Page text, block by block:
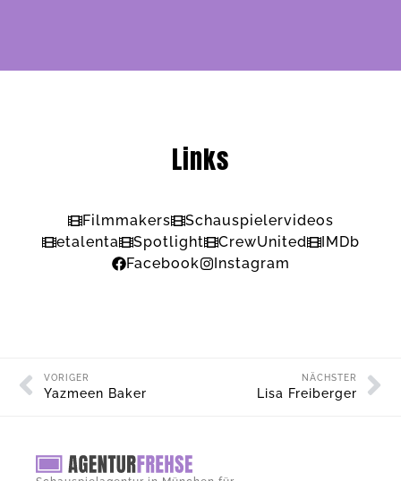
Links
Filmmakers
Schauspielervideos
etalenta
Spotlight CrewUnited
IMDb
Facebook
Instagram
VORIGER
Yazmeen Baker
NÄCHSTER
Lisa Freiberger